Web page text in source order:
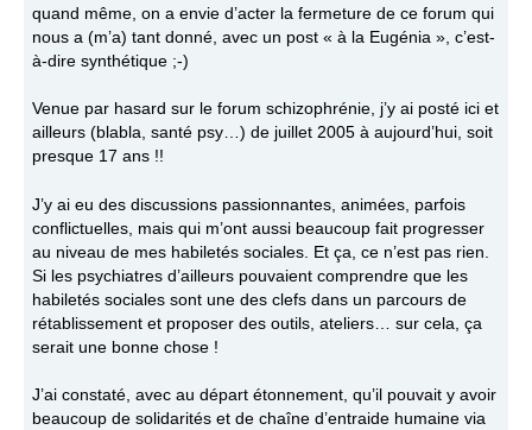
quand même, on a envie d’acter la fermeture de ce forum qui
nous a (m’a) tant donné, avec un post « à la Eugénia », c’est-
à-dire synthétique ;-)
Venue par hasard sur le forum schizophrénie, j’y ai posté ici et
ailleurs (blabla, santé psy…) de juillet 2005 à aujourd’hui, soit
presque 17 ans !!
J’y ai eu des discussions passionnantes, animées, parfois
conflictuelles, mais qui m’ont aussi beaucoup fait progresser
au niveau de mes habiletés sociales. Et ça, ce n’est pas rien.
Si les psychiatres d’ailleurs pouvaient comprendre que les
habiletés sociales sont une des clefs dans un parcours de
rétablissement et proposer des outils, ateliers… sur cela, ça
serait une bonne chose !
J’ai constaté, avec au départ étonnement, qu’il pouvait y avoir
beaucoup de solidarités et de chaîne d’entraide humaine via